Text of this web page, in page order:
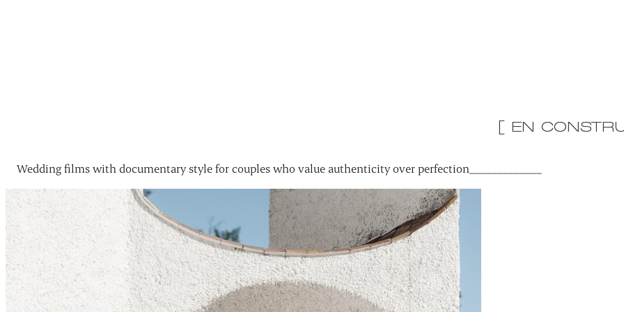
[ EN
Wedding films with documentary style for couples who value authenticity over perfection_____________